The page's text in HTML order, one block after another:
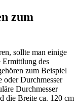
zum
sollte man einige
Ermittlung des
zum Beispiel
oder Durchmesser
Durchmesser
die Breite ca. 120 cm